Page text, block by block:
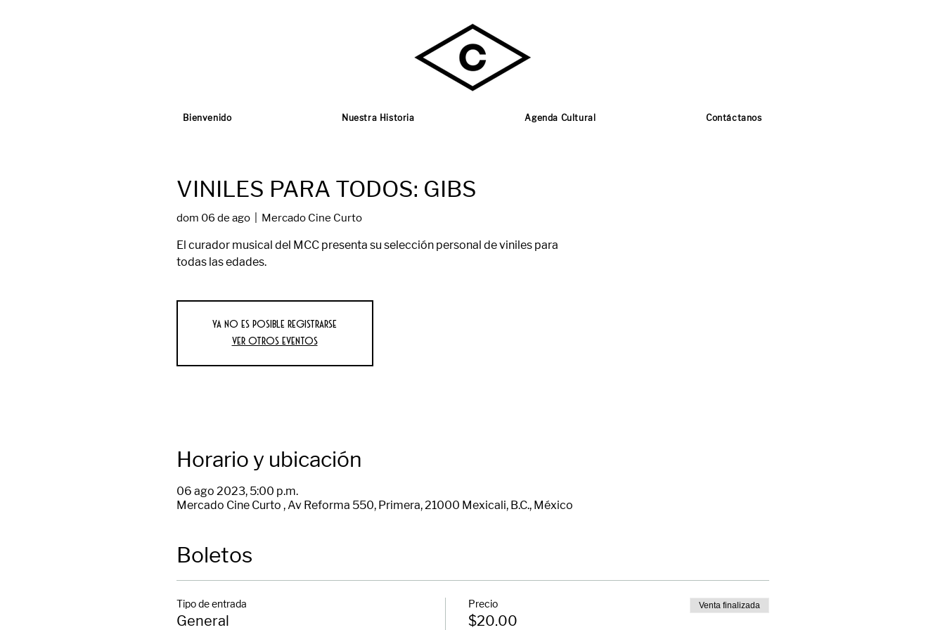
Bienvenido Nuestra Historia Agenda Cultural Contáctanos
VINILES PARA TODOS: GIBS
dom 06 de ago
  |
Mercado Cine Curto
El curador musical del MCC presenta su selección personal de viniles para
todas las edades.
Ya no es posible registrarse
Ver otros eventos
Horario y ubicación
06 ago 2023, 5:00 p.m.
Mercado Cine Curto , Av Reforma 550, Primera, 21000 Mexicali, B.C., México
Boletos
Tipo de entrada
General
Precio
$20.00
Venta finalizada